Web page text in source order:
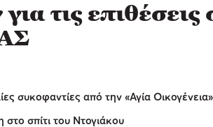
τις
συκοφαντίες από την «Αγία Οικογένεια»
σπίτι του Ντογιάκου